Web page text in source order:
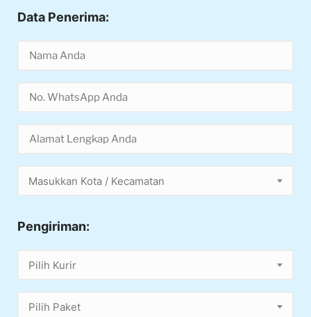
Data Penerima:
Masukkan Kota / Kecamatan
Pengiriman:
Pilih Kurir
Pilih Paket